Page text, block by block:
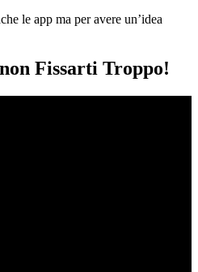
le app ma per avere un’idea
Fissarti Troppo!